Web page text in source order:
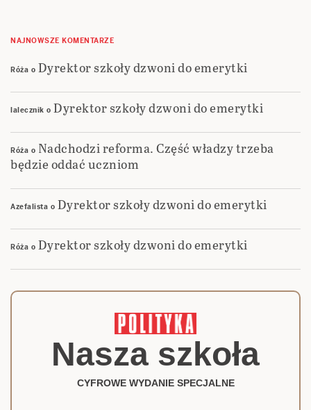
NAJNOWSZE KOMENTARZE
Róża o Dyrektor szkoły dzwoni do emerytki
lalecznik o Dyrektor szkoły dzwoni do emerytki
Róża o Nadchodzi reforma. Część władzy trzeba
będzie oddać uczniom
Azefalista o Dyrektor szkoły dzwoni do emerytki
Róża o Dyrektor szkoły dzwoni do emerytki
Nasza szkoła
CYFROWE WYDANIE SPECJALNE